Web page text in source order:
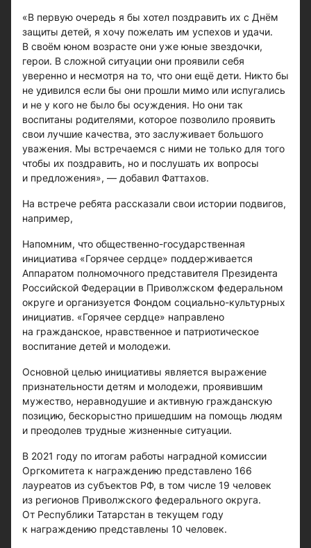
«В первую очередь я бы хотел поздравить их с Днём
защиты детей, я хочу пожелать им успехов и удачи.
В своём юном возрасте они уже юные звездочки,
герои. В сложной ситуации они проявили себя
уверенно и несмотря на то, что они ещё дети. Никто бы
не удивился если бы они прошли мимо или испугались
и не у кого не было бы осуждения. Но они так
воспитаны родителями, которое позволило проявить
свои лучшие качества, это заслуживает большого
уважения. Мы встречаемся с ними не только для того
чтобы их поздравить, но и послушать их вопросы
и предложения», — добавил Фаттахов.
На встрече ребята рассказали свои истории подвигов,
например,
Напомним, что общественно-государственная
инициатива «Горячее сердце» поддерживается
Аппаратом полномочного представителя Президента
Российской Федерации в Приволжском федеральном
округе и организуется Фондом социально-культурных
инициатив. «Горячее сердце» направлено
на гражданское, нравственное и патриотическое
воспитание детей и молодежи.
Основной целью инициативы является выражение
признательности детям и молодежи, проявившим
мужество, неравнодушие и активную гражданскую
позицию, бескорыстно пришедшим на помощь людям
и преодолев трудные жизненные ситуации.
В 2021 году по итогам работы наградной комиссии
Оргкомитета к награждению представлено 166
лауреатов из субъектов РФ, в том числе 19 человек
из регионов Приволжского федерального округа.
От Республики Татарстан в текущем году
к награждению представлены 10 человек.